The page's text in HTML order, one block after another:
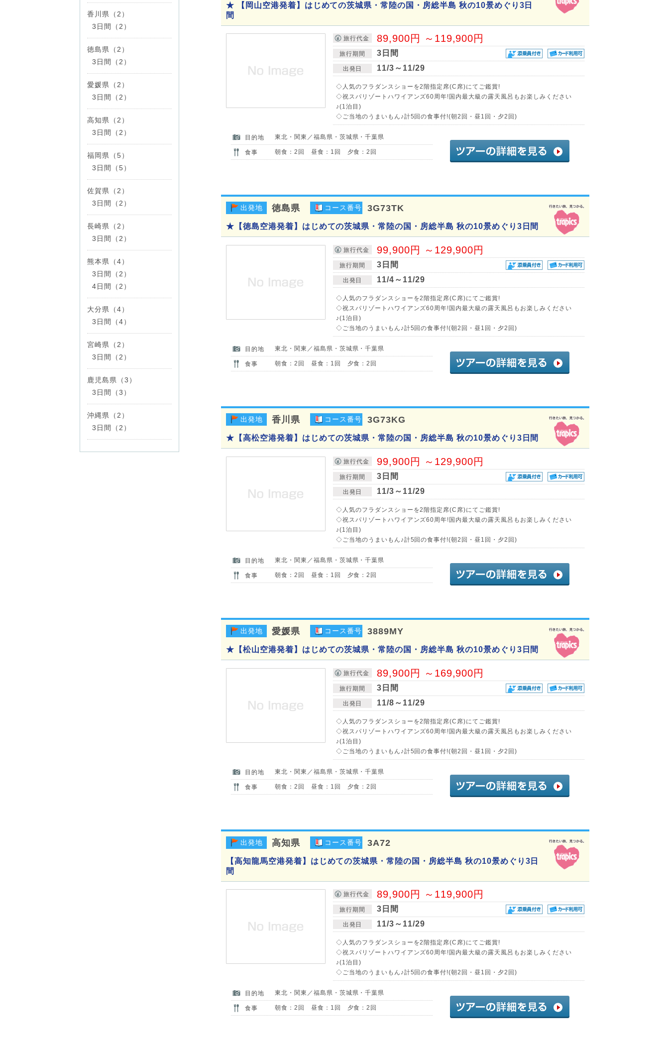
★ 【岡山空港発着】はじめての茨城県・常陸の国・房総半島 秋の10景めぐり3日
間
旅行代金 89,900円 ～119,900円
旅行期間 3日間
出発日 11/3～11/29
◇人気のフラダンスショーを2階指定席(C席)にてご鑑賞!
◇祝スパリゾートハワイアンズ60周年!国内最大級の露天風呂もお楽しみください
♪(1泊目)
◇ご当地のうまいもん♪計5回の食事付!(朝2回・昼1回・夕2回)
目的地 東北・関東／福島県・茨城県・千葉県
食事 朝食：2回 昼食：1回 夕食：2回
出発地 徳島県 コース番号 3G73TK
★【徳島空港発着】はじめての茨城県・常陸の国・房総半島 秋の10景めぐり3日間
旅行代金 99,900円 ～129,900円
旅行期間 3日間
出発日 11/4～11/29
◇人気のフラダンスショーを2階指定席(C席)にてご鑑賞!
◇祝スパリゾートハワイアンズ60周年!国内最大級の露天風呂もお楽しみください
♪(1泊目)
◇ご当地のうまいもん♪計5回の食事付!(朝2回・昼1回・夕2回)
目的地 東北・関東／福島県・茨城県・千葉県
食事 朝食：2回 昼食：1回 夕食：2回
出発地 香川県 コース番号 3G73KG
★【高松空港発着】はじめての茨城県・常陸の国・房総半島 秋の10景めぐり3日間
旅行代金 99,900円 ～129,900円
旅行期間 3日間
出発日 11/3～11/29
◇人気のフラダンスショーを2階指定席(C席)にてご鑑賞!
◇祝スパリゾートハワイアンズ60周年!国内最大級の露天風呂もお楽しみください
♪(1泊目)
◇ご当地のうまいもん♪計5回の食事付!(朝2回・昼1回・夕2回)
目的地 東北・関東／福島県・茨城県・千葉県
食事 朝食：2回 昼食：1回 夕食：2回
出発地 愛媛県 コース番号 3889MY
★【松山空港発着】はじめての茨城県・常陸の国・房総半島 秋の10景めぐり3日間
旅行代金 89,900円 ～169,900円
旅行期間 3日間
出発日 11/8～11/29
◇人気のフラダンスショーを2階指定席(C席)にてご鑑賞!
◇祝スパリゾートハワイアンズ60周年!国内最大級の露天風呂もお楽しみください
♪(1泊目)
◇ご当地のうまいもん♪計5回の食事付!(朝2回・昼1回・夕2回)
目的地 東北・関東／福島県・茨城県・千葉県
食事 朝食：2回 昼食：1回 夕食：2回
出発地 高知県 コース番号 3A72
【高知龍馬空港発着】はじめての茨城県・常陸の国・房総半島 秋の10景めぐり3日
間
旅行代金 89,900円 ～119,900円
旅行期間 3日間
出発日 11/3～11/29
◇人気のフラダンスショーを2階指定席(C席)にてご鑑賞!
◇祝スパリゾートハワイアンズ60周年!国内最大級の露天風呂もお楽しみください
♪(1泊目)
◇ご当地のうまいもん♪計5回の食事付!(朝2回・昼1回・夕2回)
目的地 東北・関東／福島県・茨城県・千葉県
食事 朝食：2回 昼食：1回 夕食：2回
香川県（2）
3日間（2）
徳島県（2）
3日間（2）
愛媛県（2）
3日間（2）
高知県（2）
3日間（2）
福岡県（5）
3日間（5）
佐賀県（2）
3日間（2）
長崎県（2）
3日間（2）
熊本県（4）
3日間（2）
4日間（2）
大分県（4）
3日間（4）
宮崎県（2）
3日間（2）
鹿児島県（3）
3日間（3）
沖縄県（2）
3日間（2）